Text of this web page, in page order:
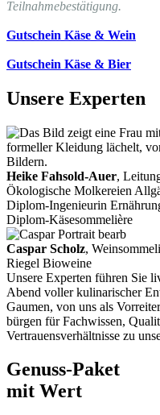
Teilnahmebestätigung.
Gutschein Käse & Wein
Gutschein Käse & Bier
Unsere Experten
Heike Fahsold-Auer,
Ökologische Molkereien
Diplom-Ingenieurin
Diplom-Käsesommelière
Caspar Scholz,
Riegel Bioweine
Unsere Experten führen Sie
Abend voller kulinarischer
Gaumen, von uns als
bürgen für Fachwissen,
Vertrauensverhältnisse zu
Genuss-Paket
mit Wert